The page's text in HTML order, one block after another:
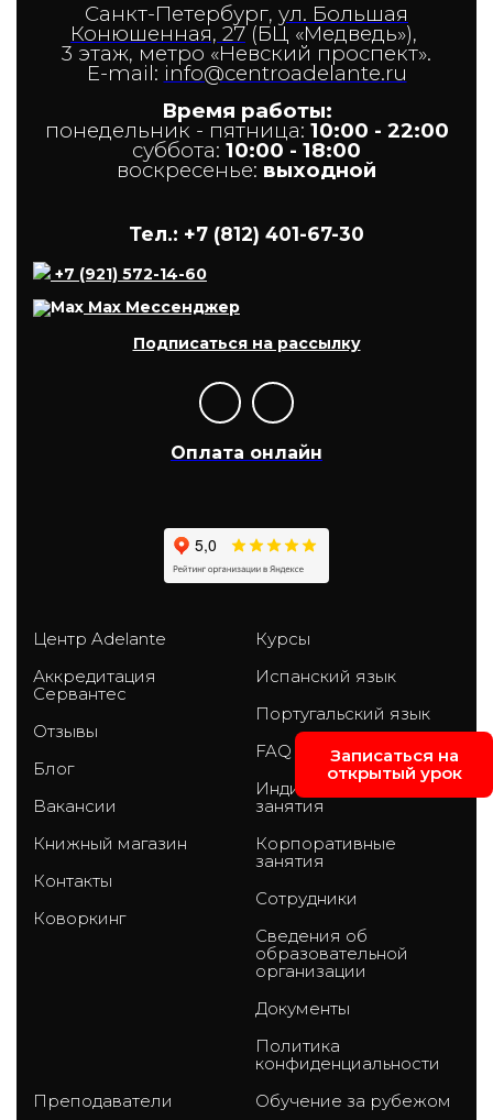
Санкт-Петербург, ул. Большая
Конюшенная, 27(БЦ «Медведь»),
3 этаж, метро «Невский проспект».
E-mail: info@centroadelante.ru
Время работы:
понедельник - пятница: 10:00 - 22:00
суббота: 10:00 - 18:00
воскресенье: выходной
Тел.: +7 (812) 401-67-30
+7 (921) 572-14-60
Max Мессенджер
Подписаться на рассылку
Оплата онлайн
Центр Adelante
Аккредитация
Сервантес
Отзывы
Блог
Вакансии
Книжный магазин
Контакты
Коворкинг
Курсы
Испанский язык
Португальский язык
FAQ
Индивидуальные
занятия
Корпоративные
занятия
Сотрудники
Сведения об
образовательной
организации
Документы
Политика
конфиденциальности
Преподаватели
Обучение за рубежом
Записаться на
открытый урок